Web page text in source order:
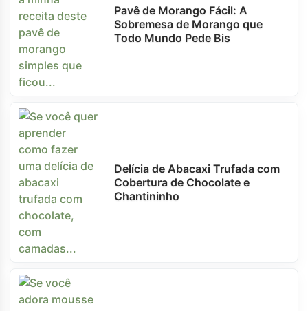
Pavê de Morango Fácil: A
Sobremesa de Morango que
Todo Mundo Pede Bis
Delícia de Abacaxi Trufada com
Cobertura de Chocolate e
Chantininho